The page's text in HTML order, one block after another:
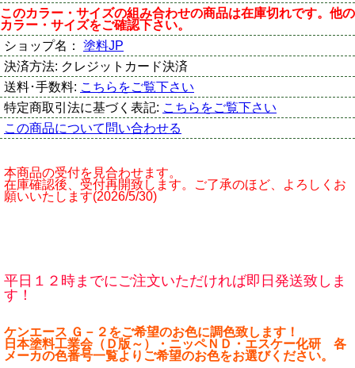
このカラー・サイズの組み合わせの商品は在庫切れです。他の
カラー・サイズをご確認下さい。
ショップ名： 塗料JP
決済方法: クレジットカード決済
送料･手数料: こちらをご覧下さい
特定商取引法に基づく表記: こちらをご覧下さい
この商品について問い合わせる
本商品の受付を見合わせます。
在庫確認後、受付再開致します。ご了承のほど、よろしくお
願いいたします(2026/5/30)
平日１２時までにご注文いただければ即日発送致しま
す！
ケンエース Ｇ－２をご希望のお色に調色致します！
日本塗料工業会（Ｄ版～）・ニッペＮＤ・エスケー化研 各
メーカの色番号一覧よりご希望のお色をお選びください。